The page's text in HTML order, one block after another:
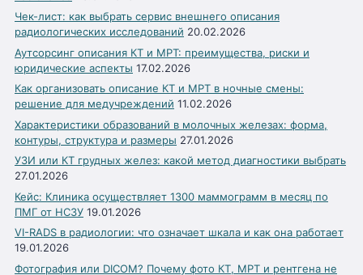
Чек-лист: как выбрать сервис внешнего описания
радиологических исследований 20.02.2026
Аутсорсинг описания КТ и МРТ: преимущества, риски и
юридические аспекты 17.02.2026
Как организовать описание КТ и МРТ в ночные смены:
решение для медучреждений 11.02.2026
Характеристики образований в молочных железах: форма,
контуры, структура и размеры 27.01.2026
УЗИ или КТ грудных желез: какой метод диагностики выбрать
27.01.2026
Кейс: Клиника осуществляет 1300 маммограмм в месяц по
ПМГ от НСЗУ 19.01.2026
VI-RADS в радиологии: что означает шкала и как она работает
19.01.2026
Фотография или DICOM? Почему фото КТ, МРТ и рентгена не